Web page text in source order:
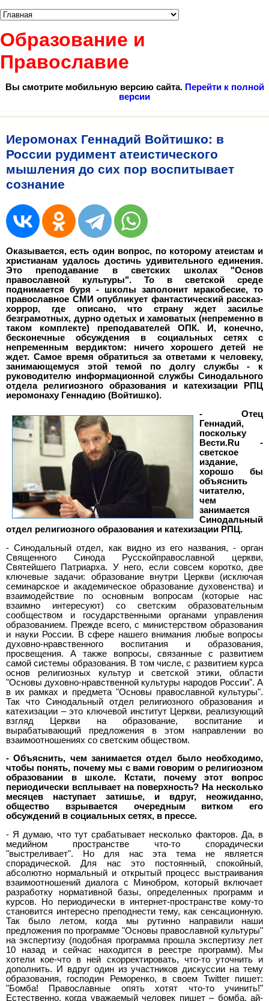
Образование и
Православие
Вы смотрите мобильную версию сайта. Перейти к полной
версии
Иеромонах Геннадий Войтишко: в
России рудимент атеистического
мышления до сих пор воспитывает
сознание
Оказывается, есть один вопрос, по которому атеистам и
христианам удалось достичь удивительного единения.
Это преподавание в светских школах "Основ
православной культуры". То в светской среде
поднимается буря - школы заполонит мракобесие, то
православное СМИ опубликует фантастический рассказ-
хоррор, где описано, что страну ждет засилье
безграмотных, дурно одетых и хамоватых (непременно в
таком комплекте) преподавателей ОПК. И, конечно,
бесконечные обсуждения в социальных сетях с
непременным вердиктом: ничего хорошего детей не
ждет. Самое время обратиться за ответами к человеку,
занимающемуся этой темой по долгу службы - к
руководителю информационной службы Синодального
отдела религиозного образования и катехизации РПЦ
иеромонаху Геннадию (Войтишко).
- Отец
Геннадий,
поскольку
Вести.Ru -
светское
издание,
хорошо бы
объяснить
читателю,
чем
занимается
Синодальный
отдел религиозного образования и катехизации РПЦ.
- Синодальный отдел, как видно из его названия, - орган
Священного Синода Русскойправославной церкви,
Святейшего Патриарха. У него, если совсем коротко, две
ключевые задачи: образование внутри Церкви (исключая
семинарское и академическое образование духовенства) и
взаимодействие по основным вопросам (которые нас
взаимно интересуют) со светским образовательным
сообществом и государственными органами управления
образованием. Прежде всего, с министерством образования
и науки России. В сфере нашего внимания любые вопросы
духовно-нравственного воспитания и образования,
просвещения. А также вопросы, связанные с развитием
самой системы образования. В том числе, с развитием курса
основ религиозных культур и светской этики, области
"Основы духовно-нравственной культуры народов России". А
в их рамках и предмета "Основы православной культуры".
Так что Синодальный отдел религиозного образования и
катехизации – это ключевой институт Церкви, реализующий
взгляд Церкви на образование, воспитание и
вырабатывающий предложения в этом направлении во
взаимоотношениях со светским обществом.
- Объяснить, чем занимается отдел было необходимо,
чтобы понять, почему мы с вами говорим о религиозном
образовании в школе. Кстати, почему этот вопрос
периодически всплывает на поверхность? На несколько
месяцев наступает затишье, и вдруг, неожиданно,
общество взрывается очередным витком его
обсуждений в социальных сетях, в прессе.
- Я думаю, что тут срабатывает несколько факторов. Да, в
медийном пространстве что-то спорадически
"выстреливает". Но для нас эта тема не является
спорадической. Для нас это постоянный, спокойный,
абсолютно нормальный и открытый процесс выстраивания
взаимоотношений диалога с Минобром, который включает
разработку нормативной базы, определенных программ и
курсов. Но периодически в интернет-пространстве кому-то
становится интересно преподнести тему, как сенсационную.
Так было летом, когда мы рутинно направили наши
предложения по программе "Основы православной культуры"
на экспертизу (подобная программа прошла экспертизу лет
10 назад и сейчас находится в реестре программ). Мы
хотели кое-что в ней скорректировать, что-то уточнить и
дополнить. И вдруг один из участников дискуссии на тему
образования, господин Реморенко, в своем Twitter пишет:
"Бомба! Православные опять хотят что-то учинить!"
Естественно, когда уважаемый человек пишет – бомба, ай-